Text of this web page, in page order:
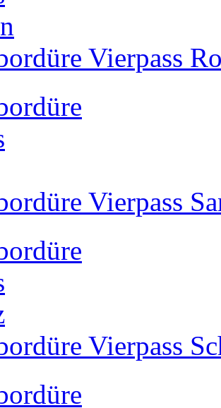
Vierpass
Vierpass
Vierpass